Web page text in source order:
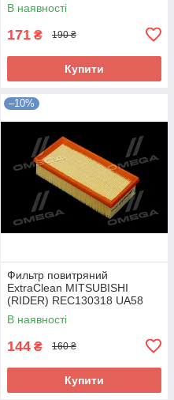
В наявності
171 ₴ 190 ₴
Купити
–10%
Фильтр повитряний
ExtraClean MITSUBISHI
(RIDER) REC130318 UA58
В наявності
144 ₴ 160 ₴
Купити